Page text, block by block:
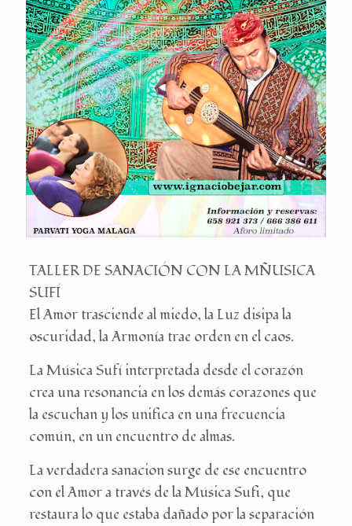
TALLER DE SANACIÓN CON LA MÑUSICA
SUFÍ
El Amor trasciende al miedo, la Luz disipa la
oscuridad, la Armonía trae orden en el caos.
La Música Sufí interpretada desde el corazón
crea una resonancia en los demás corazones que
la escuchan y los unifica en una frecuencia
común, en un encuentro de almas.
La verdadera sanacion surge de ese encuentro
con el Amor a través de la Música Sufi, que
restaura lo que estaba dañado por la separación